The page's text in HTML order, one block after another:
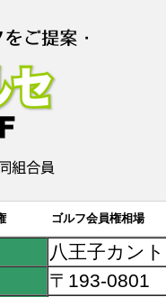
ゴルフ会員権相場
八王子カン
〒193-0801